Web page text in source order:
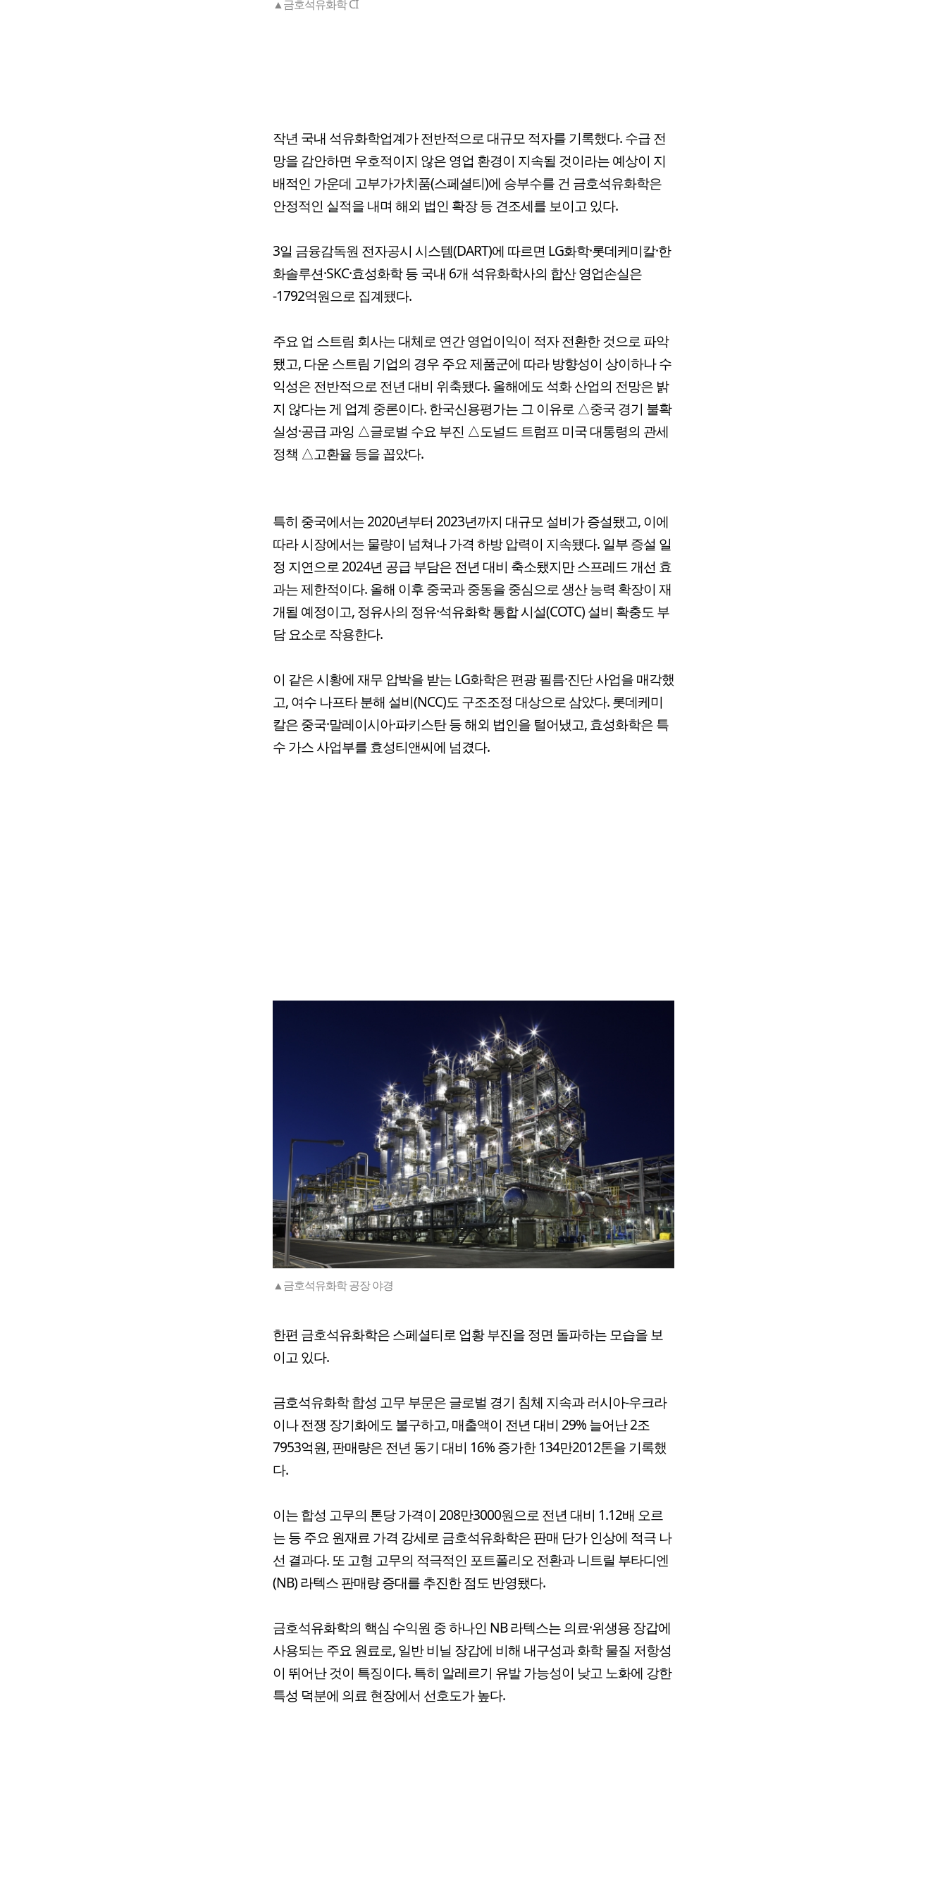
▲금호석유화학 CI
작년 국내 석유화학업계가 전반적으로 대규모 적자를 기록했다. 수급 전
망을 감안하면 우호적이지 않은 영업 환경이 지속될 것이라는 예상이 지
배적인 가운데 고부가가치품(스페셜티)에 승부수를 건 금호석유화학은
안정적인 실적을 내며 해외 법인 확장 등 견조세를 보이고 있다.
3일 금융감독원 전자공시 시스템(DART)에 따르면 LG화학·롯데케미칼·한
화솔루션·SKC·효성화학 등 국내 6개 석유화학사의 합산 영업손실은
-1792억원으로 집계됐다.
주요 업 스트림 회사는 대체로 연간 영업이익이 적자 전환한 것으로 파악
됐고, 다운 스트림 기업의 경우 주요 제품군에 따라 방향성이 상이하나 수
익성은 전반적으로 전년 대비 위축됐다. 올해에도 석화 산업의 전망은 밝
지 않다는 게 업계 중론이다. 한국신용평가는 그 이유로 △중국 경기 불확
실성·공급 과잉 △글로벌 수요 부진 △도널드 트럼프 미국 대통령의 관세
정책 △고환율 등을 꼽았다.
특히 중국에서는 2020년부터 2023년까지 대규모 설비가 증설됐고, 이에
따라 시장에서는 물량이 넘쳐나 가격 하방 압력이 지속됐다. 일부 증설 일
정 지연으로 2024년 공급 부담은 전년 대비 축소됐지만 스프레드 개선 효
과는 제한적이다. 올해 이후 중국과 중동을 중심으로 생산 능력 확장이 재
개될 예정이고, 정유사의 정유·석유화학 통합 시설(COTC) 설비 확충도 부
담 요소로 작용한다.
이 같은 시황에 재무 압박을 받는 LG화학은 편광 필름·진단 사업을 매각했
고, 여수 나프타 분해 설비(NCC)도 구조조정 대상으로 삼았다. 롯데케미
칼은 중국·말레이시아·파키스탄 등 해외 법인을 털어냈고, 효성화학은 특
수 가스 사업부를 효성티앤씨에 넘겼다.
▲금호석유화학 공장 야경
한편 금호석유화학은 스페셜티로 업황 부진을 정면 돌파하는 모습을 보
이고 있다.
금호석유화학 합성 고무 부문은 글로벌 경기 침체 지속과 러시아-우크라
이나 전쟁 장기화에도 불구하고, 매출액이 전년 대비 29% 늘어난 2조
7953억원, 판매량은 전년 동기 대비 16% 증가한 134만2012톤을 기록했
다.
이는 합성 고무의 톤당 가격이 208만3000원으로 전년 대비 1.12배 오르
는 등 주요 원재료 가격 강세로 금호석유화학은 판매 단가 인상에 적극 나
선 결과다. 또 고형 고무의 적극적인 포트폴리오 전환과 니트릴 부타디엔
(NB) 라텍스 판매량 증대를 추진한 점도 반영됐다.
금호석유화학의 핵심 수익원 중 하나인 NB 라텍스는 의료·위생용 장갑에
사용되는 주요 원료로, 일반 비닐 장갑에 비해 내구성과 화학 물질 저항성
이 뛰어난 것이 특징이다. 특히 알레르기 유발 가능성이 낮고 노화에 강한
특성 덕분에 의료 현장에서 선호도가 높다.